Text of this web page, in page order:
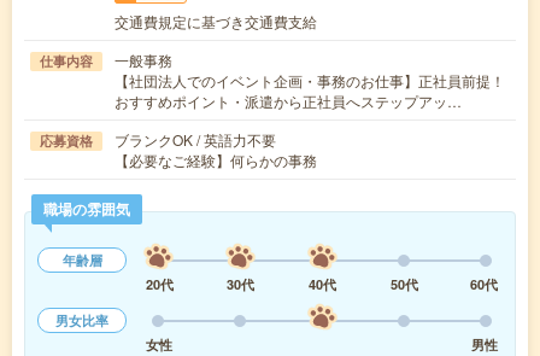
交通費規定に基づき交通費支給
仕事内容
一般事務
【社団法人でのイベント企画・事務のお仕事】正社員前提！
おすすめポイント・派遣から正社員へステップアッ…
応募資格
ブランクOK / 英語力不要
【必要なご経験】何らかの事務
職場の雰囲気
年齢層
20代
30代 40代 50代
60代
男女比率
女性
男性